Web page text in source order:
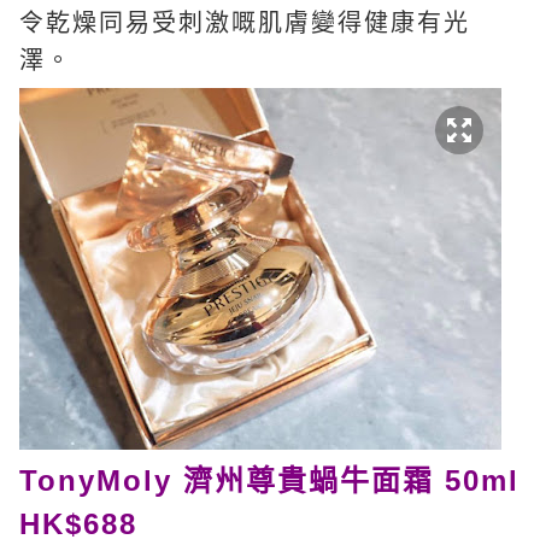
令乾燥同易受刺激嘅肌膚變得健康有光
澤。
TonyMoly 濟州尊貴蝸牛面霜 50ml
HK$688